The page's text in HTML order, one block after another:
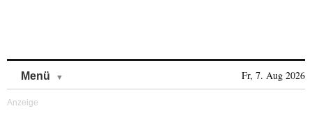
Menü Fr, 7. Aug 2026